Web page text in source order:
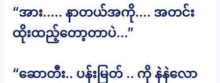
“အား….. နာတယ်အကို…. အတင်း
ထိုးထည့်တော့တာပဲ…”
“ဆောတီး.. ပန်းမြတ် .. ကို နဲနဲလော